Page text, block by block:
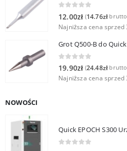
12.00zł (14.76zł
Najniższa cena sprzed
Grot Q500-B do
0out of 5
19.90zł (24.48zł
Najniższa cena sprzed
NOWOŚCI
Quick EPOCH S300